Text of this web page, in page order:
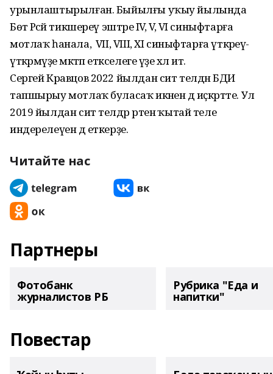
урынлаштырылған. Быйылғы уҡыу йылында
Бөтә Рәсәй тикшереү эштәре IV, V, VI синыф­тарға
мотлаҡ һанала, ә VII, VIII, XI синыфтарға үткәреү-
үткәрмәүҙе мәктәп етәкселеге үҙе хәл итә.
Сергей Кравцов 2022 йылдан сит телдән БДИ
тапшырыу мотлаҡ буласаҡ икәнен дә иҫкәртте. Ул
2019 йылдан сит телдәр рәтенә ҡытай теле
индерелеүен дә еткерҙе.
Читайте нас
Партнеры
Фотобанк
журналистов РБ
Рубрика "Еда и
напитки"
Повестар